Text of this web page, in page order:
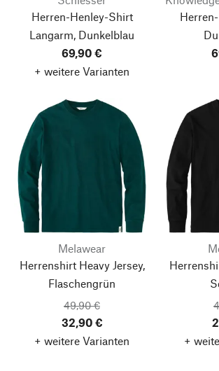
Herren-Henley-Shirt
Langarm, Dunkelblau
69,90 €
+ weitere Varianten
Melawear
Herrenshirt Heavy Jersey,
Flaschengrün
49,90 €
32,90 €
+ weitere Varianten
+